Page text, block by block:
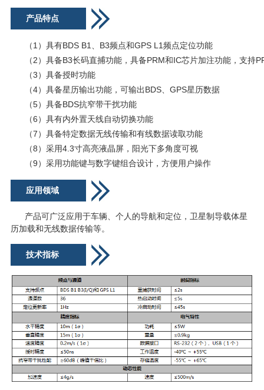
产品特点
（1）具有BDS B1、B3频点和GPS L1频点定位功能
（2）具备B3长码直捕功能，具备PRM和IC芯片加注功能，支持
（3）具备授时功能
（4）具备星历输出功能，可输出BDS、GPS星历数据
（5）具备BDS抗窄带干扰功能
（6）具有内外置天线自动切换功能
（7）具备特定数据无线传输和有线数据读取功能
（8）采用4.3寸高亮液晶屏，阳光下多角度可视
（9）采用功能键与数字键组合设计，方便用户操作
应用领域
产品可广泛应用于车辆、个人的导航和定位，卫星制导载体星
历加载和无线数据传输等。
技术指标